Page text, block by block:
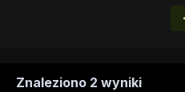
Znaleziono 2 wyniki